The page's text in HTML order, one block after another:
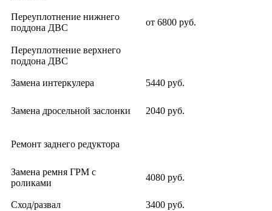
Переуплотнение нижнего
поддона ДВС
от 6800 руб.
Переуплотнение верхнего
поддона ДВС
Замена интеркулера 5440 руб.
Замена дросельной заслонки 2040 руб.
Ремонт заднего редуктора
Замена ремня ГРМ с
роликами
4080 руб.
Сход/развал 3400 руб.